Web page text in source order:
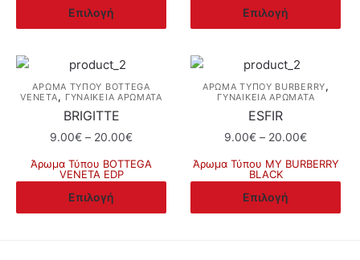
Επιλογή
Αυτό
το
έχει
πολλαπλές
παραλλαγές.
Οι
επιλογές
μπορούν
να
επιλεγούν
Επιλογή
το
πολλαπλές
παραλλαγές.
Οι
επιλογές
να
επιλεγούν
ΆΡΩΜΑ ΤΎΠΟΥ BOTTEGA
VENETA, ΓΥΝΑΙΚΕΙΑ ΑΡΩΜΑΤΑ
BRIGITTE
9.00€ – 20.00€Price
9.00€
Άρωμα Τύπου BOTTEGA
VENETA EDP
Επιλογή
Αυτό
το
ΆΡΩΜΑ ΤΎΠΟΥ BURBERRY,
ΓΥΝΑΙΚΕΙΑ ΑΡΩΜΑΤΑ
ESFIR
9.00€ – 20.00€Price
9.00€
Άρωμα Τύπου MY BURBERRY
BLACK
Επιλογή
Αυτό
το